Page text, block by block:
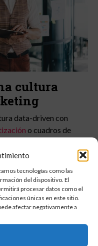
tecnologías como las
del dispositivo. El
procesar datos como el
únicas en este sitio.
afectar negativamente a
cultura
data-driven con
o cuadros de
el dato forma parte del
del reporting mensual o
distinta:
evidencia,